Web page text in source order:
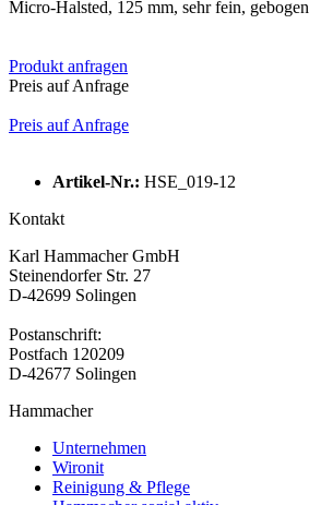
Micro-Halsted, 125 mm, sehr fein, gebogen
Produkt anfragen
Preis auf Anfrage
Preis auf Anfrage
Artikel-Nr.: HSE_019-12
Kontakt
Karl Hammacher GmbH
Steinendorfer Str. 27
D-42699 Solingen
Postanschrift:
Postfach 120209
D-42677 Solingen
Hammacher
Unternehmen
Wironit
Reinigung & Pflege